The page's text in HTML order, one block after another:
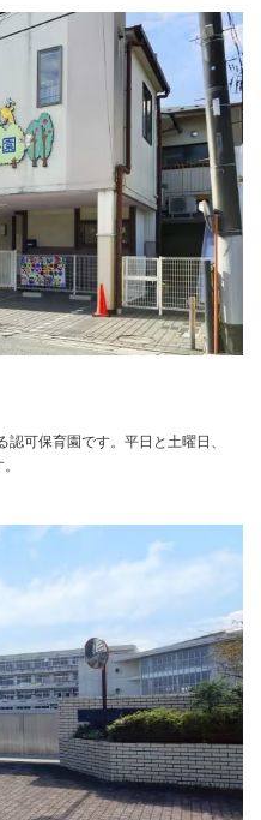
可保育園です。平日と土曜日、